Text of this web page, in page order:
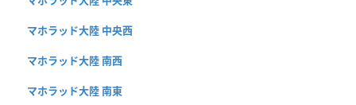
マホラッド大陸 中央西
マホラッド大陸 南西
マホラッド大陸 南東